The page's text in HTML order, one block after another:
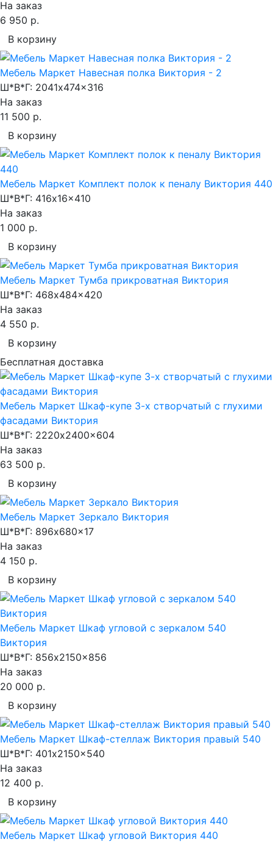
На заказ
6 950 р.
В корзину
Мебель Маркет Навесная полка Виктория - 2
Ш*В*Г: 2041x474x316
На заказ
11 500 р.
В корзину
Мебель Маркет Комплект полок к пеналу Виктория 440
Ш*В*Г: 416x16x410
На заказ
1 000 р.
В корзину
Мебель Маркет Тумба прикроватная Виктория
Ш*В*Г: 468x484x420
На заказ
4 550 р.
В корзину
Бесплатная доставка
Мебель Маркет Шкаф-купе 3-х створчатый с глухими
фасадами Виктория
Ш*В*Г: 2220x2400x604
На заказ
63 500 р.
В корзину
Мебель Маркет Зеркало Виктория
Ш*В*Г: 896x680x17
На заказ
4 150 р.
В корзину
Мебель Маркет Шкаф угловой с зеркалом 540
Виктория
Ш*В*Г: 856x2150x856
На заказ
20 000 р.
В корзину
Мебель Маркет Шкаф-стеллаж Виктория правый 540
Ш*В*Г: 401x2150x540
На заказ
12 400 р.
В корзину
Мебель Маркет Шкаф угловой Виктория 440